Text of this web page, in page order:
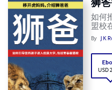
狮
如何
盟校
By J K
USD